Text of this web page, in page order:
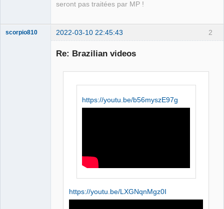
seront pas traitées par MP !
2
scorpio810 2022-03-10 22:45:43
Re: Brazilian videos
https://youtu.be/b56myszE97g
https://youtu.be/LXGNqnMgz0I